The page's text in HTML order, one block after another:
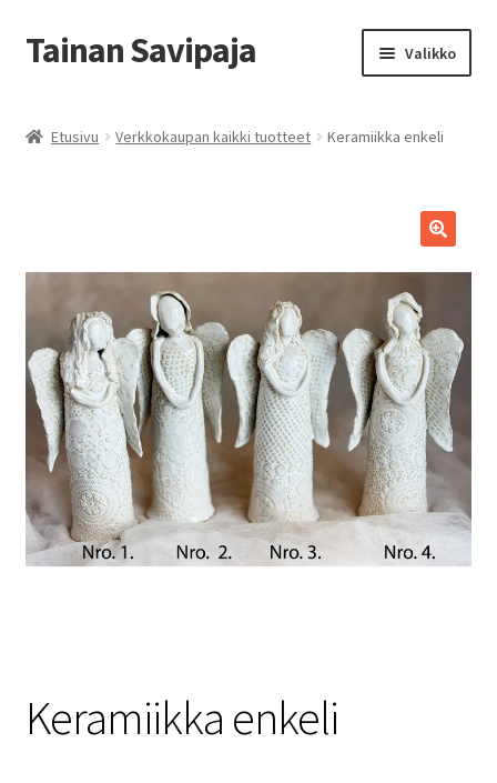
Siirry
navigointiin
Siirry
sisältöön
Tainan Savipaja Valikko
Kauppa
Savipajan kivijalkakauppa
Tilausohjeet
Tietosuojaseloste
Etusivu Verkkokaupan kaikki tuotteet Keramiikka enkeli
Keramiikka enkeli